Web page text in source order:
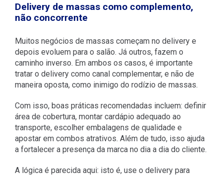
Delivery de massas como complemento,
não concorrente
Muitos negócios de massas começam no delivery e
depois evoluem para o salão. Já outros, fazem o
caminho inverso. Em ambos os casos, é importante
tratar o delivery como canal complementar, e não de
maneira oposta, como inimigo do rodízio de massas.
Com isso, boas práticas recomendadas incluem: definir
área de cobertura, montar cardápio adequado ao
transporte, escolher embalagens de qualidade e
apostar em combos atrativos. Além de tudo, isso ajuda
a fortalecer a presença da marca no dia a dia do cliente.
A lógica é parecida aqui: isto é, use o delivery para